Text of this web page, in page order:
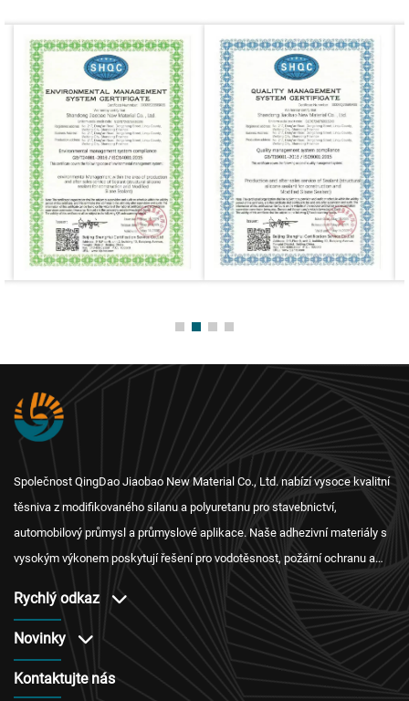
Společnost QingDao Jiaobao New Material Co., Ltd. nabízí vysoce kvalitní
těsniva z modifikovaného silanu a polyuretanu pro stavebnictví,
automobilový průmysl a průmyslové aplikace. Naše adhezivní materiály s
vysokým výkonem poskytují řešení pro vodotěsnost, požární ochranu a
prodeji.
Rychlý odkaz
Novinky
Kontaktujte nás